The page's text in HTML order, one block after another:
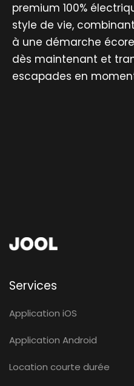
premium 100%
style de vie,
à une démarche
dès maintenant et
escapades en
Services
Application iOS
Application Android
Location courte durée